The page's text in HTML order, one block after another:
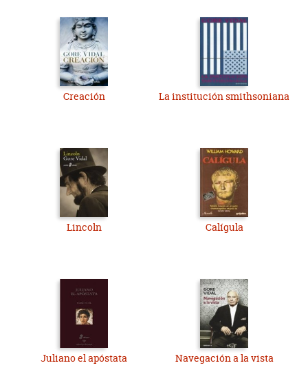
Creación La institución smithsoniana
Lincoln Calígula
Juliano el apóstata Navegación a la vista